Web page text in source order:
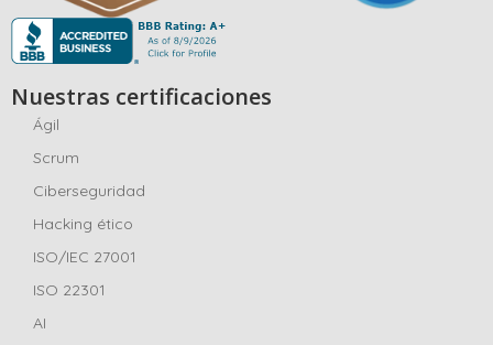
Nuestras certificaciones
Ágil
Scrum
Ciberseguridad
Hacking ético
ISO/IEC 27001
ISO 22301
AI